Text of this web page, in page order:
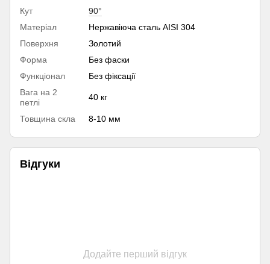
Кут
90°
Матеріал
Нержавіюча сталь AISI 304
Поверхня
Золотий
Форма
Без фаски
Функціонал
Без фіксації
Вага на 2
петлі
40 кг
Товщина скла 8-10 мм
Відгуки
Додайте перший відгук